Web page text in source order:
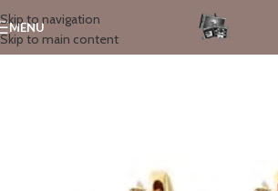
Skip to navigation
Skip to main content
MENU